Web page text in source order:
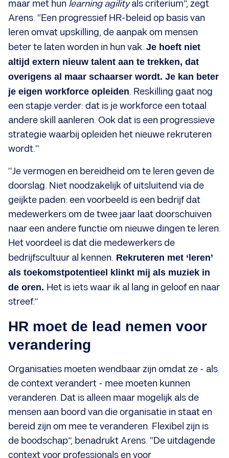
maar met hun learning agilityals criterium”, zegt
Arens. “Een progressief HR-beleid op basis van
leren omvat upskilling, de aanpak om mensen
beter te laten worden in hun vak. Je hoeft niet
altijd extern nieuw talent aan te trekken, dat
overigens al maar schaarser wordt. Je kan beter
je eigen workforce opleiden. Reskilling gaat nog
een stapje verder: dat is je workforce een totaal
andere skill aanleren. Ook dat is een progressieve
strategie waarbij opleiden het nieuwe rekruteren
wordt."
"Je vermogen en bereidheid om te leren geven de
doorslag. Niet noodzakelijk of uitsluitend via de
geijkte paden: een voorbeeld is een bedrijf dat
medewerkers om de twee jaar laat doorschuiven
naar een andere functie om nieuwe dingen te leren.
Het voordeel is dat die medewerkers de
bedrijfscultuur al kennen. Rekruteren met ‘leren’
als toekomstpotentieel klinkt mij als muziek in
de oren. Het is iets waar ik al lang in geloof en naar
streef.”
HR moet de lead nemen voor
verandering
Organisaties moeten wendbaar zijn omdat ze - als
de context verandert - mee moeten kunnen
veranderen. Dat is alleen maar mogelijk als de
mensen aan boord van die organisatie in staat en
bereid zijn om mee te veranderen. Flexibel zijn is
de boodschap”, benadrukt Arens. “De uitdagende
context voor professionals en voor